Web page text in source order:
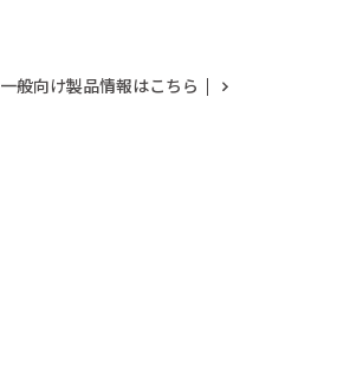
一般向け製品情報はこちら